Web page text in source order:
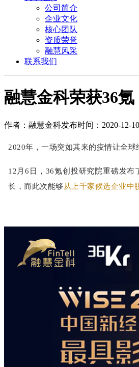
公司简介
企业文化
核心团队
资质荣誉
融慧风采
联系我们
融慧金科荣获36氪
作者：融慧金科发布时间：2020-12-10
2020年，一场突如其来的疫情让全
12月6日，36氪创投研究院重磅发
长，而此次能够 从上千家候选企业中